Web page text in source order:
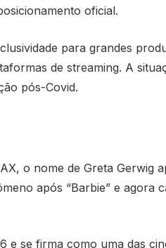
oficial.
para grandes
de streaming. A
pós-Covid.
o nome de Greta Gerwig
após “Barbie” e agora
e se firma como uma das